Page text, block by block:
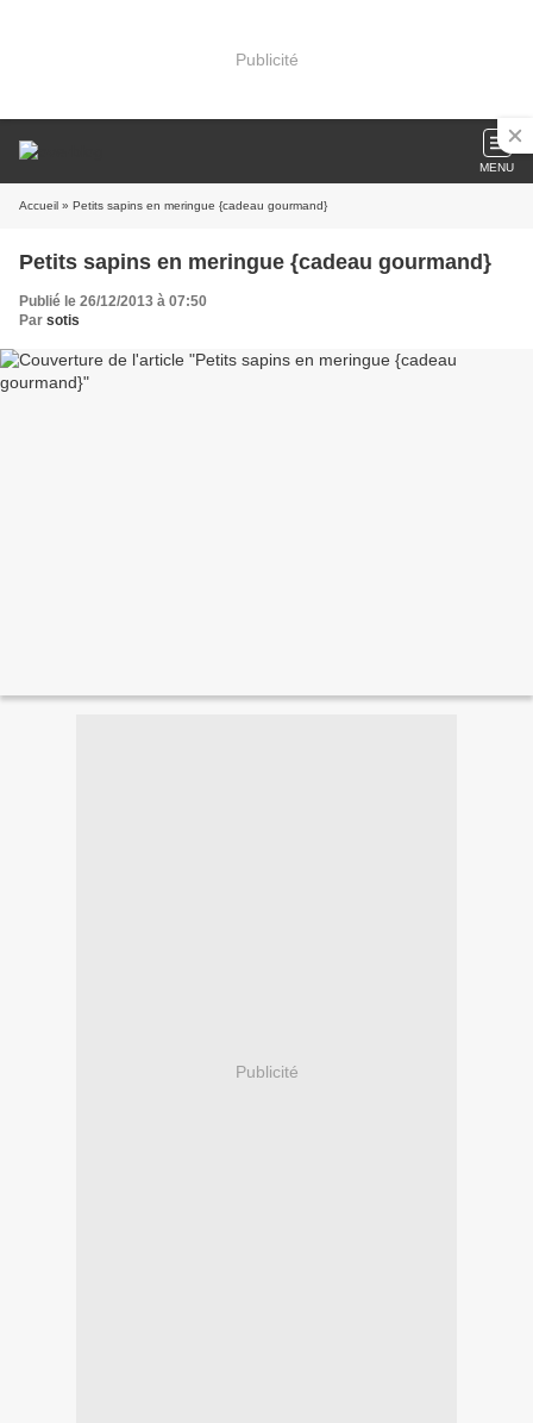
Publicité
MENU
Accueil » Petits sapins en meringue {cadeau gourmand}
Petits sapins en meringue {cadeau gourmand}
Publié le 26/12/2013 à 07:50
Par sotis
Publicité